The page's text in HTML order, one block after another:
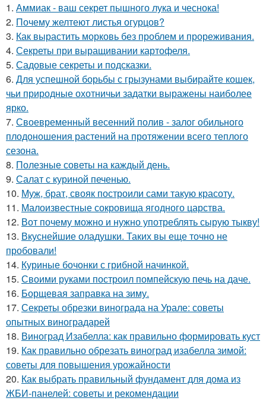
1. Аммиак - ваш секрет пышного лука и чеснока!
2. Почему желтеют листья огурцов?
3. Как вырастить морковь без проблем и прореживания.
4. Секреты при выращивании картофеля.
5. Садовые секреты и подсказки.
6. Для успешной борьбы с грызунами выбирайте кошек,
чьи природные охотничьи задатки выражены наиболее
ярко.
7. Своевременный весенний полив - залог обильного
плодоношения растений на протяжении всего теплого
сезона.
8. Полезные советы на каждый день.
9. Салат с куриной печенью.
10. Муж, брат, свояк построили сами такую красоту.
11. Малоизвестные сокровища ягодного царства.
12. Вот почему можно и нужно употреблять сырую тыкву!
13. Вкуснейшие оладушки. Таких вы еще точно не
пробовали!
14. Куриные бочонки с грибной начинкой.
15. Своими руками построил помпейскую печь на даче.
16. Борщевая заправка на зиму.
17. Секреты обрезки винограда на Урале: советы
опытных виноградарей
18. Виноград Изабелла: как правильно формировать куст
19. Как правильно обрезать виноград изабелла зимой:
советы для повышения урожайности
20. Как выбрать правильный фундамент для дома из
ЖБИ-панелей: советы и рекомендации